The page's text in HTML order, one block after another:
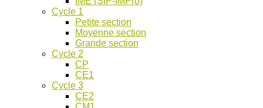
Cycle 1
Petite section
Moyenne section
Grande section
Cycle 2
CP
CE1
Cycle 3
CE2